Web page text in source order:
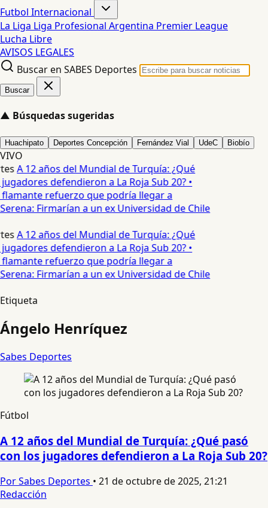
Futbol Internacional
La Liga Liga Profesional Argentina Premier League
Lucha Libre
AVISOS LEGALES
Buscar en SABES Deportes
Buscar
▲ Búsquedas sugeridas
Huachipato Deportes Concepción Fernández Vial UdeC Biobío
VIVO
A 12 años del Mundial de Turquía: ¿Qué
defendieron a La Roja Sub 20? •
refuerzo que podría llegar a
Firmarían a un ex Universidad de Chile
A 12 años del Mundial de Turquía: ¿Qué
defendieron a La Roja Sub 20? •
refuerzo que podría llegar a
Firmarían a un ex Universidad de Chile
Etiqueta
Ángelo Henríquez
Sabes Deportes
Fútbol
A 12 años del Mundial de Turquía: ¿Qué pasó
con los jugadores defendieron a La Roja Sub 20?
Por Sabes Deportes • 21 de octubre de 2025, 21:21
Redacción